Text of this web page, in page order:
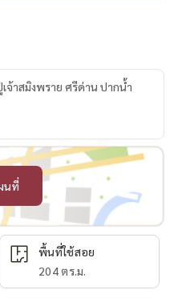
จ้าสมิงพราย ศรีด่าน ปากน้ำ
นที่
พื้นที่ใช้สอย
204 ตร.ม.